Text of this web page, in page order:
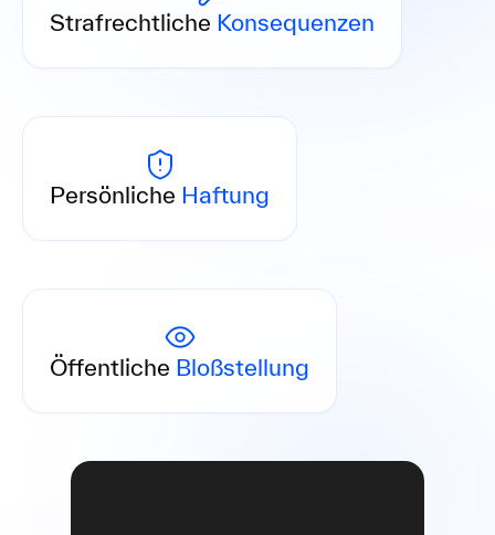
Strafrechtliche Konsequenzen
schwerwiegender Non-Compliance.
Persönliche Haftung
Führungskräfte haften bei fehlender oder
mangelhafter Prävention.
Öffentliche Bloßstellung
Verstöße werden von Behörden veröffentlicht –
mit Folgen für Ihre Reputation.